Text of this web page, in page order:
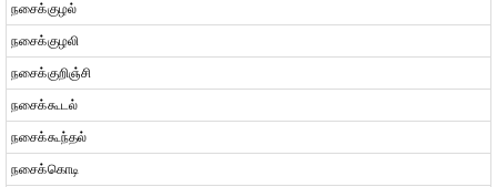
நசைக்குழல்
நசைக்குழலி
நசைக்குறிஞ்சி
நசைக்கூடல்
நசைக்கூந்தல்
நசைக்கொடி